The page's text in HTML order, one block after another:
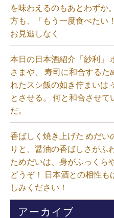
を味わえるのもあとわずか
方も、「もう一度食べたい
お見逃しなく⁡
本日の日本酒紹介「紗利」
さまや、 寿司に和合するた
れたスシ飯の如き佇まいは
とさせる。 何と和合させ
だ。⁡
香ばしく焼き上げた めだい
りと、醤油の香ばしさがふ
ためだいは、身がふっくら
どうぞ！ 日本酒との相性
しみください！⁡
アーカイブ